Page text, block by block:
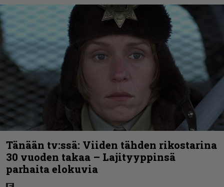
Tänään tv:ssä: Viiden tähden rikostarina
30 vuoden takaa – Lajityyppinsä
parhaita elokuvia